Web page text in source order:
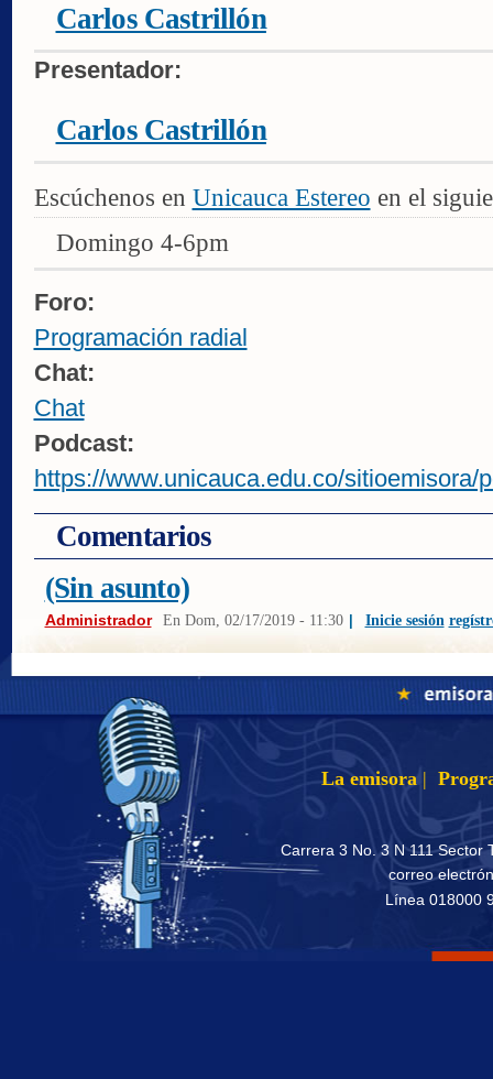
Carlos Castrillón
Presentador:
Carlos Castrillón
Escúchenos en Unicauca Estereo en el
Domingo 4-6pm
Foro:
Programación radial
Chat:
Chat
Podcast:
https://www.unicauca.edu.co/sitioemisora/
Comentarios
(Sin asunto)
Administrador En Dom, 02/17/2019 - 11:30 | Inicie sesión
La emisora |
Carrera 3 No. 3 N 111 Sector
correo
Línea 018000